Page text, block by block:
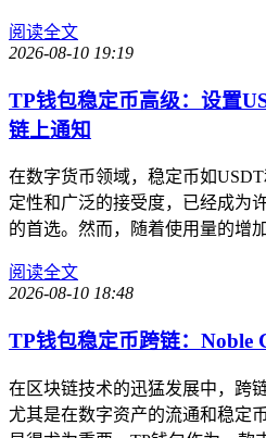
阅读全文
2026-08-10 19:19
TP钱包稳定币高级：设置
链上通知
在数字货币领域，稳定币如
定性和广泛的接受度，已经成为
的首选。然而，随着使用量的增
阅读全文
2026-08-10 18:48
TP钱包稳定币跨链：Noble
在区块链技术的迅猛发展中，跨
尤其是在数字资产的流通和稳定